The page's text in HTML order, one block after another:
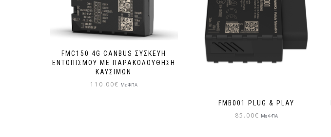
FMC150 4G CANBUS ΣΥΣΚΕΥΉ
ΕΝΤΟΠΙΣΜΟΎ ΜΕ ΠΑΡΑΚΟΛΟΎΘΗΣΗ
ΚΑΥΣΊΜΩΝ
110.00€ Με ΦΠΑ
FMB001 PLUG & PLAY
85.00€ Με ΦΠΑ